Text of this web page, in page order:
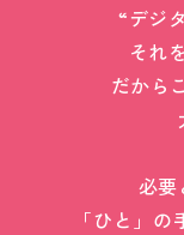
“デジ
それ
だから
必要
「ひと」